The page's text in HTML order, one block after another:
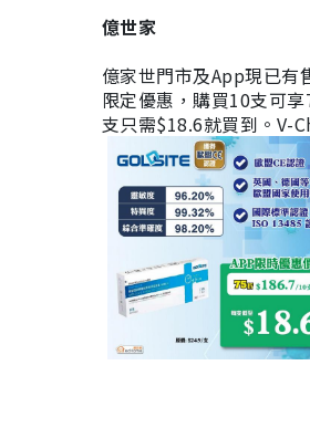
億世家
億家世門市及App現已
限定優惠，購買10支可
支只需$18.6就買到。V-